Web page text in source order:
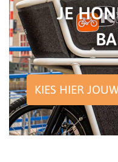
JE
KIES HIER